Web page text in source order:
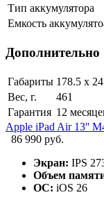
Тип аккумулятора
Емкость
Дополнительно
Габариты 178.5 x
Вес, г.
461
Гарантия 12
Apple iPad Air 13''
86 990 руб.
Экран: IPS
Объем
ОС: iOS 26